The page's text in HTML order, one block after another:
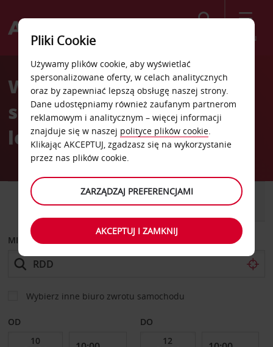
Menu
Welcome
AvisWypożyczalnia
samochodów Redding
lotnisko
SAMOCHÓD
SAMOCHÓD
DOSTAWCZY
MIEJSCE ODBIORU
Wybierz inne biuro zwrotu samochodu
OD DO
Pliki Cookie
Używamy plików cookie, aby wyświetlać
spersonalizowane oferty, w celach analitycznych
oraz by zapewniać lepszą obsługę naszej strony.
Dane udostępniamy również zaufanym partnerom
reklamowym i analitycznym – więcej informacji
znajduje się w naszej polityce plików cookie.
Klikając AKCEPTUJ, zgadzasz się na wykorzystanie
przez nas plików cookie.
ZARZĄDZAJ PREFERENCJAMI
AKCEPTUJ I ZAMKNIJ